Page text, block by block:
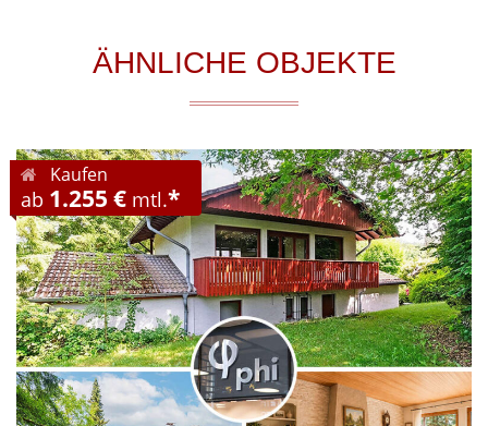
ÄHNLICHE OBJEKTE
Kaufen
ab 1.255 € mtl.*